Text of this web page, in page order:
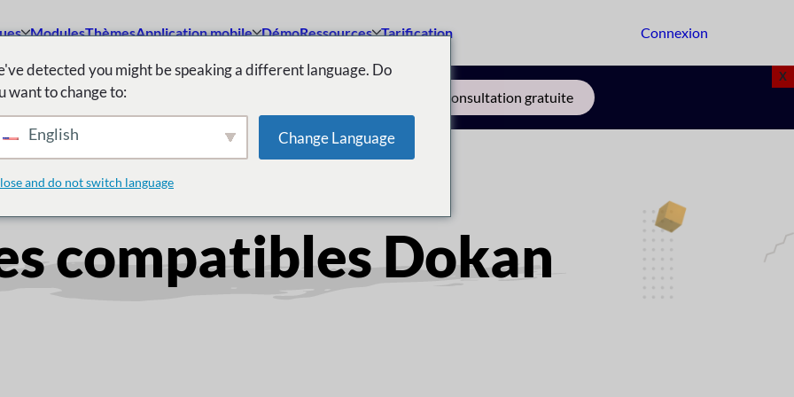
ModulesThèmesApplication mobile DémoRessources Tarification Connexion
nos experts vous aider. Prenez rendez-vous pour
votre vision du marché.
Réservez une consultation gratuite
X
compatibles Dokan
detected you might be speaking a different language. Do
want to change to:
English Change Language
and do not switch language